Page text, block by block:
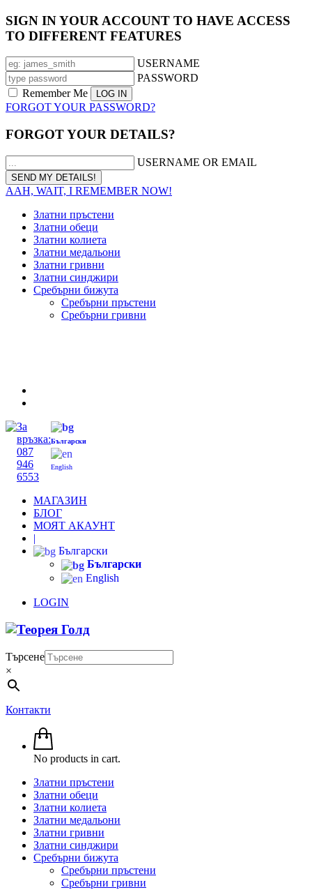
SIGN IN YOUR ACCOUNT TO HAVE ACCESS
TO DIFFERENT FEATURES
USERNAME
PASSWORD
Remember Me
FORGOT YOUR PASSWORD?
FORGOT YOUR DETAILS?
USERNAME OR EMAIL
AAH, WAIT, I REMEMBER NOW!
Златни пръстени
Златни обеци
Златни колиета
Златни медальони
Златни гривни
Златни синджири
Сребърни бижута
Сребърни пръстени
Сребърни гривни
За
връзка:
087
946
6553
Български
English
МАГАЗИН
БЛОГ
МОЯТ АКАУНТ
|
Български
Български
English
LOGIN
Търсене
×
Контакти
No products in cart.
Златни пръстени
Златни обеци
Златни колиета
Златни медальони
Златни гривни
Златни синджири
Сребърни бижута
Сребърни пръстени
Сребърни гривни